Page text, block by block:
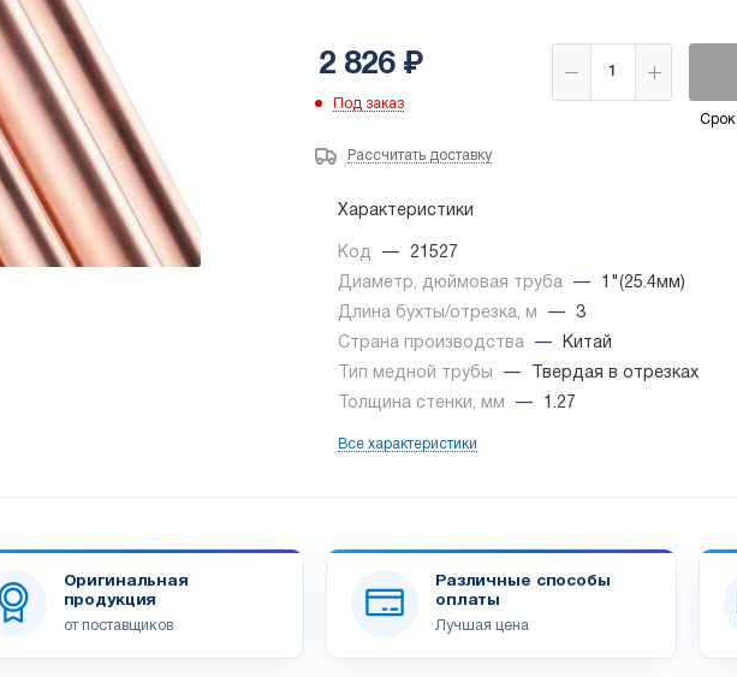
2 826₽
Под заказ
Срок
Рассчитать доставку
Характеристики
Код —
21527
Диаметр, дюймовая труба
—
1"(25.4мм)
Длина бухты/отрезка, м
—
3
Страна производства
—
Китай
Тип медной трубы
—
Твердая в отрезках
Толщина стенки, мм
— 1.27
Все характеристики
Оригинальная
продукция
от поставщиков
Различные способы
оплаты
Лучшая цена